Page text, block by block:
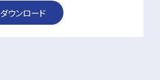
ダウンロード